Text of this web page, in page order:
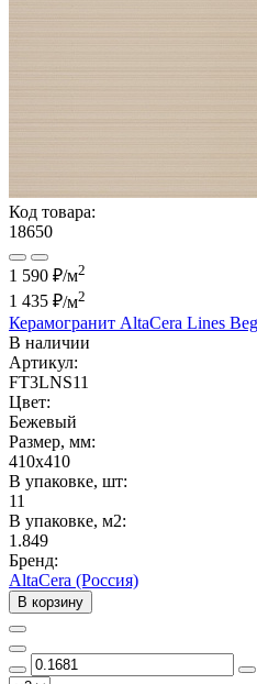
Код товара:
18650
1 590 ₽/м2
1 435 ₽/м2
Керамогранит AltaCera Lines
В наличии
Артикул:
FT3LNS11
Цвет:
Бежевый
Размер, мм:
410x410
В упаковке, шт:
11
В упаковке, м2:
1.849
Бренд:
AltaCera (Россия)
В корзину